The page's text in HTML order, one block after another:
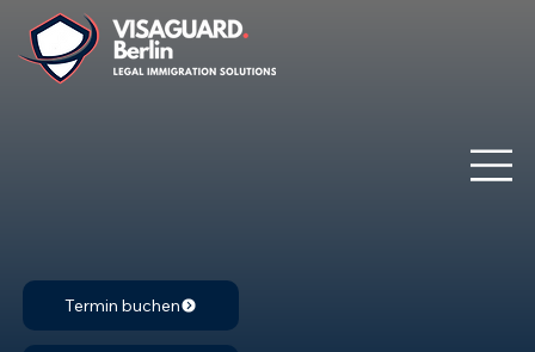
Termin buchen